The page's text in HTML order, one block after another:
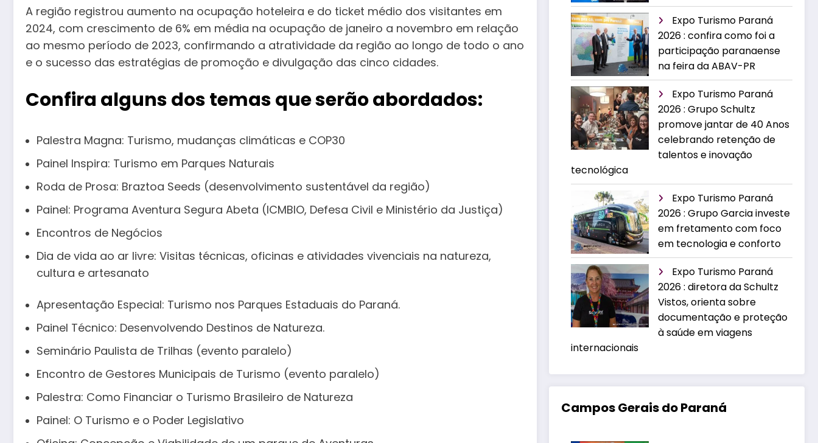
A região registrou aumento na ocupação hoteleira e do ticket médio dos visitantes em
2024, com crescimento de 6% em média na ocupação de janeiro a novembro em relação
ao mesmo período de 2023, confirmando a atratividade da região ao longo de todo o ano
e o sucesso das estratégias de promoção e divulgação das cinco cidades.
Confira alguns dos temas que serão abordados:
Palestra Magna: Turismo, mudanças climáticas e COP30
Painel Inspira: Turismo em Parques Naturais
Roda de Prosa: Braztoa Seeds (desenvolvimento sustentável da região)
Painel: Programa Aventura Segura Abeta (ICMBIO, Defesa Civil e Ministério da Justiça)
Encontros de Negócios
Dia de vida ao ar livre: Visitas técnicas, oficinas e atividades vivenciais na natureza,
cultura e artesanato
Apresentação Especial: Turismo nos Parques Estaduais do Paraná.
Painel Técnico: Desenvolvendo Destinos de Natureza.
Seminário Paulista de Trilhas (evento paralelo)
Encontro de Gestores Municipais de Turismo (evento paralelo)
Palestra: Como Financiar o Turismo Brasileiro de Natureza
Painel: O Turismo e o Poder Legislativo
Expo Turismo Paraná
2026 : confira como foi a
participação paranaense
na feira da ABAV-PR
Expo Turismo Paraná
2026 : Grupo Schultz
promove jantar de 40 Anos
celebrando retenção de
talentos e inovação
tecnológica
Expo Turismo Paraná
2026 : Grupo Garcia investe
em fretamento com foco
em tecnologia e conforto
Expo Turismo Paraná
2026 : diretora da Schultz
Vistos, orienta sobre
documentação e proteção
à saúde em viagens
internacionais
Campos Gerais do Paraná